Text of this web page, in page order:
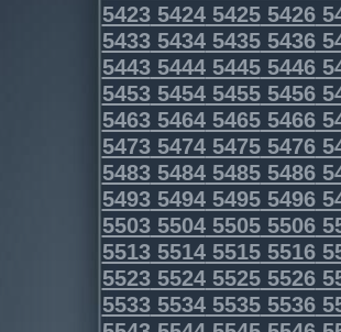
5423542454255426
5433543454355436
5443544454455446
5453545454555456
5463546454655466
5473547454755476
5483548454855486
5493549454955496
5503550455055506
5513551455155516
5523552455255526
5533553455355536